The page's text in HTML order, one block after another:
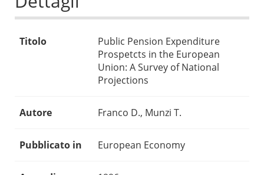
Titolo
Public Pension Expenditure
Prospetcts in the European
Union: A Survey of National
Projections
Autore Franco D., Munzi T.
Pubblicato in European Economy